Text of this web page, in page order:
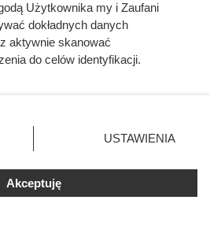
Hitler i Stalin
Mimo to czczą go
Użytkownika my i Zaufani
dokładnych danych
aktywnie skanować
do celów identyfikacji.
przycisk ustawień prywatności
dolnym rogu strony
nie wymagają zgody
sprzeciwić się takiemu
będą miały zastosowania tylko
USTAWIENIA
Akceptuję